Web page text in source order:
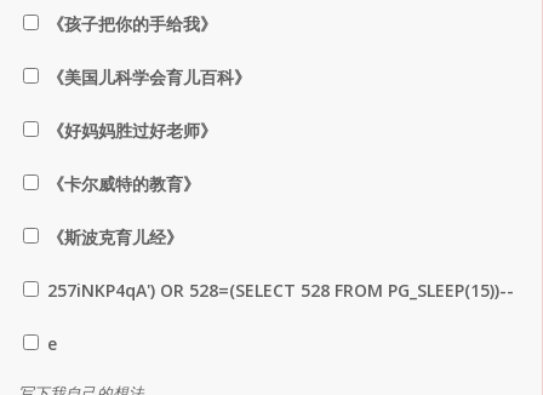
《孩子把你的手给我》
《美国儿科学会育儿百科》
《好妈妈胜过好老师》
《卡尔威特的教育》
《斯波克育儿经》
257iNKP4qA') OR 528=(SELECT 528 FROM PG_SLEEP(15))--
e